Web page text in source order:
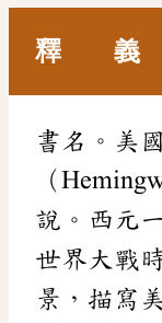
釋 義
書名。美
（
說。西元
世界大戰
景，描寫